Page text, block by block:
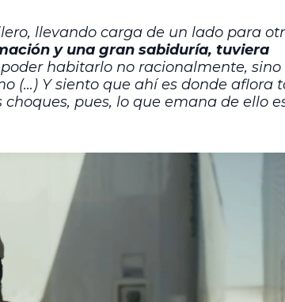
llevando carga de un lado para
y una gran sabiduría, tuviera
habitarlo no racionalmente, sino
(…) Y siento que ahí es donde aflora
pues, lo que emana de ello